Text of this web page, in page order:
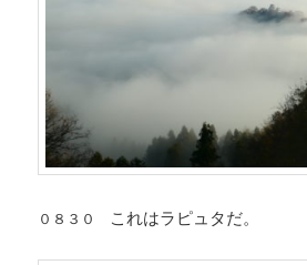
０８３０ これはラピュタだ。